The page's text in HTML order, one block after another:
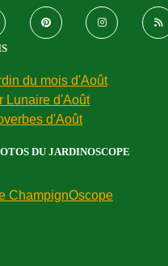
du mois d'Août
Lunaire d'Août
d'Août
DU JARDINOSCOPE